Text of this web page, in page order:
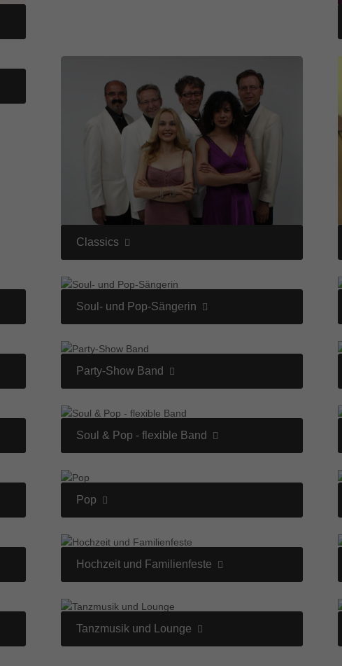
Classics
Soul- und Pop-Sängerin
Party-Show Band
Soul & Pop - flexible Band
Pop
Hochzeit und Familienfeste
Tanzmusik und Lounge